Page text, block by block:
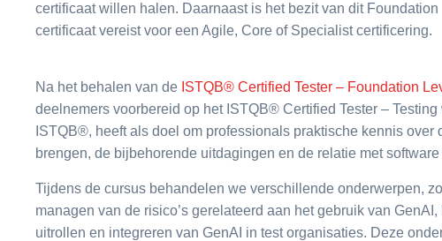
certificaat willen halen. Daarnaast is het bezit van dit Foundation
certificaat vereist voor een Agile, Core of Specialist certificering.
Na het behalen van de ISTQB® Certified Tester – Foundation
deelnemers voorbereid op het ISTQB® Certified Tester –
ISTQB®, heeft als doel om professionals praktische kennis
brengen, de bijbehorende uitdagingen en de relatie met
Tijdens de cursus behandelen we verschillende onderwerpen,
managen van de risico’s gerelateerd aan het gebruik van
uitrollen en integreren van GenAI in test organisaties. Deze